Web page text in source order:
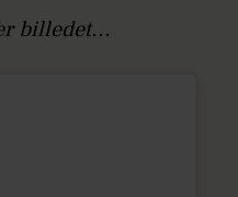
billedet...